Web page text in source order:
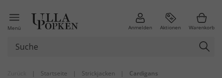
Menü Anmelden Aktionen Warenkorb
| Startseite | Strickjacken | Cardigans